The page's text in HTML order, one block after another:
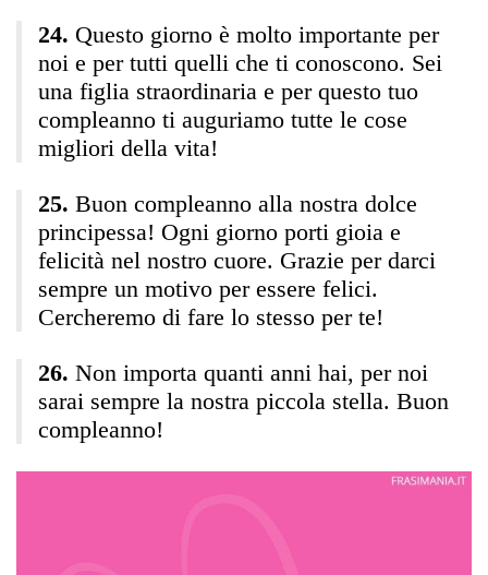
Questo giorno è molto importante per
noi e per tutti quelli che ti conoscono. Sei
una figlia straordinaria e per questo tuo
compleanno ti auguriamo tutte le cose
migliori della vita!
Buon compleanno alla nostra dolce
principessa! Ogni giorno porti gioia e
felicità nel nostro cuore. Grazie per darci
sempre un motivo per essere felici.
Cercheremo di fare lo stesso per te!
Non importa quanti anni hai, per noi
sarai sempre la nostra piccola stella. Buon
compleanno!